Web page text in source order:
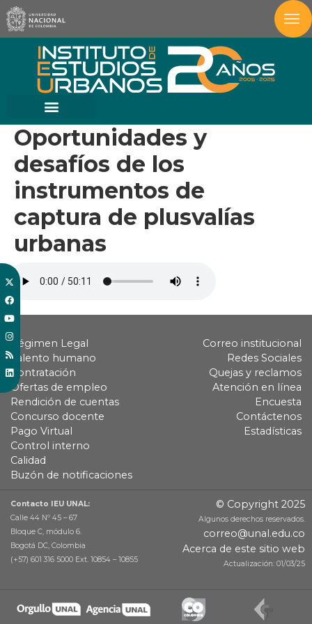
Oportunidades y
desafíos de los
instrumentos de
captura de plusvalías
urbanas
Régimen Legal
Talento humano
Contratación
Ofertas de empleo
Rendición de cuentas
Concurso docente
Pago Virtual
Control interno
Calidad
Buzón de notificaciones
Correo institucional
Redes Sociales
Quejas y reclamos
Atención en línea
Encuesta
Contáctenos
Estadísticas
Contacto IEU UNAL:
Calle 44 Nº 45 – 67
Bloque C, módulo 6.
Bogotá DC, Colombia
(+57) 601 316 5000 Ext. 10854 – 10855
© Copyright 2025
Algunos derechos reservados.
correo@unal.edu.co
Acerca de este sitio web
Actualización: 01/03/25